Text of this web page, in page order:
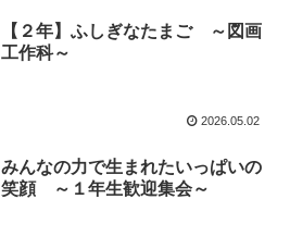
【２年】ふしぎなたまご ～図画
工作科～
2026.05.02
みんなの力で生まれたいっぱいの
笑顔 ～１年生歓迎集会～